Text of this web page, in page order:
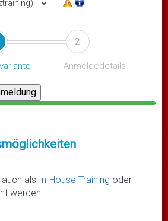
2
Anmeldedetails
als In-House Training oder
werden